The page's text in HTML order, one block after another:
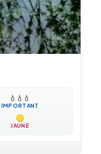
💧 💧 💧
IMPORTANT
JAUNE